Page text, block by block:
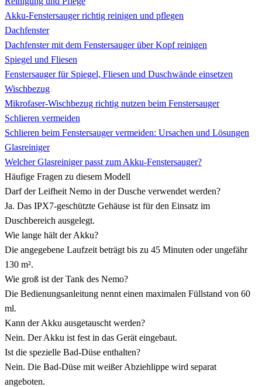
Akku-Fenstersauger richtig reinigen und pflegen
Dachfenster
Dachfenster mit dem Fenstersauger über Kopf reinigen
Spiegel und Fliesen
Fenstersauger für Spiegel, Fliesen und Duschwände einsetzen
Wischbezug
Mikrofaser-Wischbezug richtig nutzen beim Fenstersauger
Schlieren vermeiden
Schlieren beim Fenstersauger vermeiden: Ursachen und Lösungen
Glasreiniger
Welcher Glasreiniger passt zum Akku-Fenstersauger?
Häufige Fragen zu diesem Modell
Darf der Leifheit Nemo in der Dusche verwendet werden?
Ja. Das IPX7-geschützte Gehäuse ist für den Einsatz im
Duschbereich ausgelegt.
Wie lange hält der Akku?
Die angegebene Laufzeit beträgt bis zu 45 Minuten oder ungefähr
130 m².
Wie groß ist der Tank des Nemo?
Die Bedienungsanleitung nennt einen maximalen Füllstand von 60
ml.
Kann der Akku ausgetauscht werden?
Nein. Der Akku ist fest in das Gerät eingebaut.
Ist die spezielle Bad-Düse enthalten?
Nein. Die Bad-Düse mit weißer Abziehlippe wird separat
angeboten.